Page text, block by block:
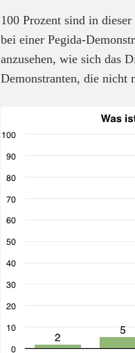
100 Prozent sind in
bei einer Pegida-
anzusehen, wie sich das
Demonstranten, die nicht